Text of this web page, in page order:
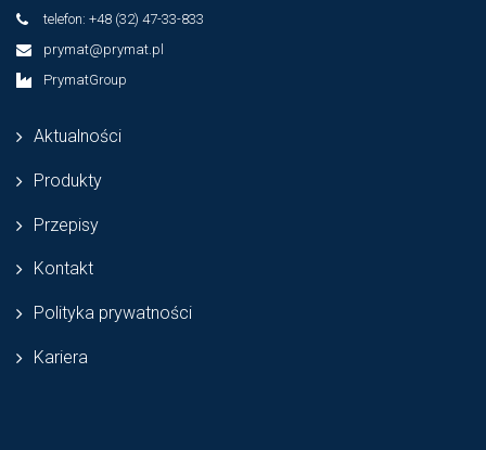
telefon: +48 (32) 47-33-833
prymat@prymat.pl
PrymatGroup
Aktualności
Produkty
Przepisy
Kontakt
Polityka prywatności
Kariera